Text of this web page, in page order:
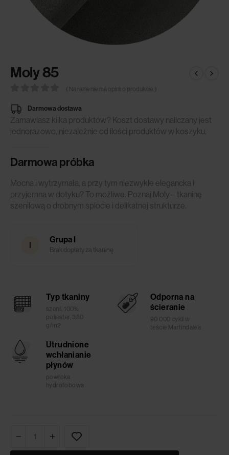
Moly 85
( Na razie nie ma opinii o produkcie. )
Darmowa dostawa
Zamawiasz kilka produktów? Koszt dostawy naliczany jest
jednorazowo, niezależnie od ilości produktów w koszyku.
Darmowa próbka
Mocna i wytrzymała, a przy tym niezwykle elegancka i
przyjemna w dotyku? To możliwe. Poznaj Moly – tkaninę
szenilową o drobnym splocie i delikatnej strukturze.
I
Grupa I
Brak dopłaty za tkaninę
Typ tkaniny
szenil, 100%
poliester, 380
g/m2
Odporna na
ścieranie
90 000 cykli w
teście Martindale’a
Utrudnione
wchłanianie
płynów
powłoka
hydrofobowa